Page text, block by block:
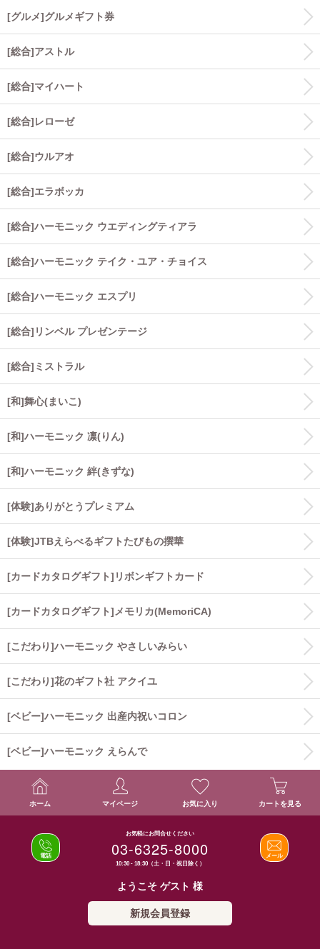
[グルメ]グルメギフト券
[総合]アストル
[総合]マイハート
[総合]レローゼ
[総合]ウルアオ
[総合]エラボッカ
[総合]ハーモニック ウエディングティアラ
[総合]ハーモニック テイク・ユア・チョイス
[総合]ハーモニック エスプリ
[総合]リンベル プレゼンテージ
[総合]ミストラル
[和]舞心(まいこ)
[和]ハーモニック 凛(りん)
[和]ハーモニック 絆(きずな)
[体験]ありがとうプレミアム
[体験]JTBえらべるギフトたびもの撰華
[カードカタログギフト]リボンギフトカード
[カードカタログギフト]メモリカ(MemoriCA)
[こだわり]ハーモニック やさしいみらい
[こだわり]花のギフト社 アクイユ
[ベビー]ハーモニック 出産内祝いコロン
[ベビー]ハーモニック えらんで
ホーム マイページ お気に入り カートを見る
お気軽にお問合せください
03-6325-8000
10:30 - 18:30（土・日・祝日除く）
電話 メール
ようこそ ゲスト 様
新規会員登録